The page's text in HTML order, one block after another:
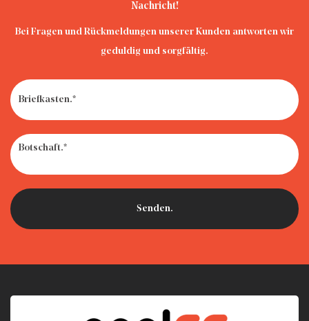
Nachricht!
Bei Fragen und Rückmeldungen unserer Kunden antworten wir
geduldig und sorgfältig.
· Was ist ein 4-in-1-Autositz und warum bevorzugen Eltern
· Wie lange dauert es, bis ein Autositz abläuft – und warum